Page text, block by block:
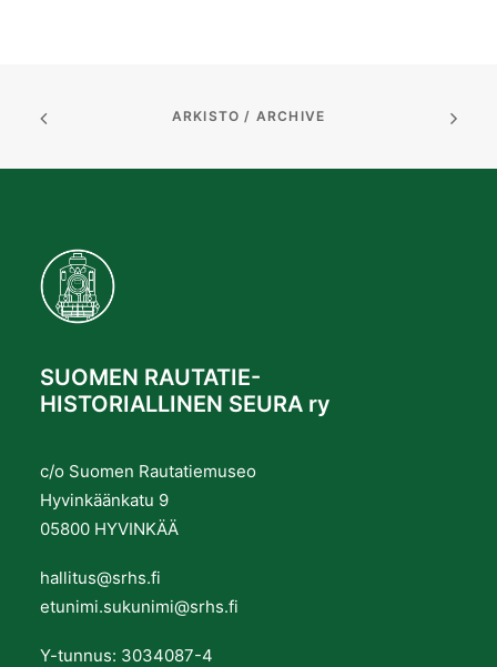
ARKISTO / ARCHIVE
SUOMEN RAUTATIE-
HISTORIALLINEN SEURA ry
c/o Suomen Rautatiemuseo
Hyvinkäänkatu 9
05800 HYVINKÄÄ
hallitus@srhs.fi
etunimi.sukunimi@srhs.fi
Y-tunnus: 3034087-4